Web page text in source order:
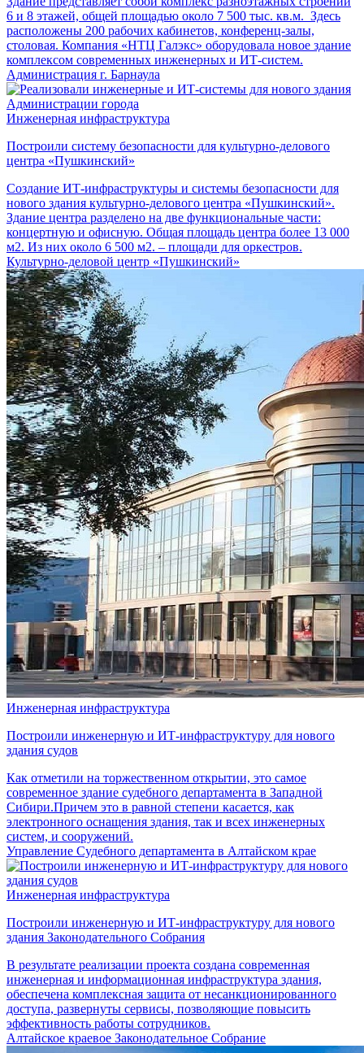
6 и 8 этажей, общей площадью около 7 500 тыс. кв.м. Здесь
расположены 200 рабочих кабинетов, конференц-залы,
столовая. Компания «НТЦ Галэкс» оборудовала новое здание
комплексом современных инженерных и ИТ-систем.
Администрация г. Барнаула
Инженерная инфраструктура
Построили систему безопасности для культурно-делового
центра «Пушкинский»
Создание ИТ-инфраструктуры и системы безопасности для
нового здания культурно-делового центра «Пушкинский».
Здание центра разделено на две функциональные части:
концертную и офисную. Общая площадь центра более 13 000
м2. Из них около 6 500 м2. – площади для оркестров.
Культурно-деловой центр «Пушкинский»
Инженерная инфраструктура
Построили инженерную и ИТ-инфраструктуру для нового
здания судов
Как отметили на торжественном открытии, это самое
современное здание судебного департамента в Западной
Сибири.Причем это в равной степени касается, как
электронного оснащения здания, так и всех инженерных
систем, и сооружений.
Управление Судебного департамента в Алтайском крае
Инженерная инфраструктура
Построили инженерную и ИТ-инфраструктуру для нового
здания Законодательного Собрания
В результате реализации проекта создана современная
инженерная и информационная инфраструктура здания,
обеспечена комплексная защита от несанкционированного
доступа, развернуты сервисы, позволяющие повысить
эффективность работы сотрудников.
Алтайское краевое Законодательное Собрание